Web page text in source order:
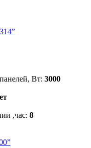
Вт: 3000
,час: 8